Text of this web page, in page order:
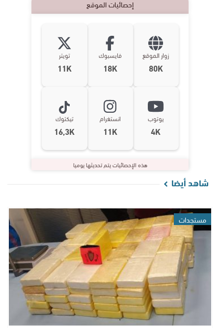
إحصائيات الموقع
زوار الموقع
80K
فايسبوك
18K
تويتر
11K
يوتوب
4K
انستغرام
11K
تيكتوك
16,3K
هذه الإحصائيات يتم تحديثها يوميا
شاهد أيضا
مستجدات